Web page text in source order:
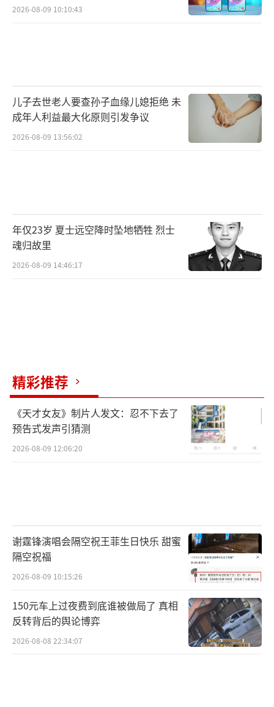
2026-08-09 10:10:43
儿子去世老人要查孙子血缘儿媳拒绝 未
成年人利益最大化原则引发争议
2026-08-09 13:56:02
年仅23岁 夏士远空降时坠地牺牲 烈士
魂归故里
2026-08-09 14:46:17
精彩推荐
《天才女友》制片人发文：忍不下去了
预告式发声引猜测
2026-08-09 12:06:20
谢霆锋演唱会隔空祝王菲生日快乐 甜蜜
隔空祝福
2026-08-09 10:15:26
150元车上过夜费到底谁被做局了 真相
反转背后的舆论博弈
2026-08-08 22:34:07